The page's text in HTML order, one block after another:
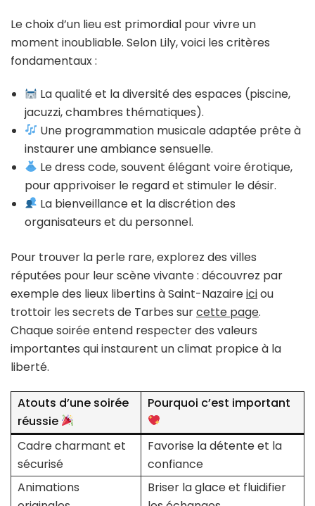
Le choix d’un lieu est primordial pour vivre un
moment inoubliable. Selon Lily, voici les critères
fondamentaux :
La qualité et la diversité des espaces (piscine,
jacuzzi, chambres thématiques).
Une programmation musicale adaptée prête à
instaurer une ambiance sensuelle.
Le dress code, souvent élégant voire érotique,
pour apprivoiser le regard et stimuler le désir.
La bienveillance et la discrétion des
organisateurs et du personnel.
Pour trouver la perle rare, explorez des villes
réputées pour leur scène vivante : découvrez par
exemple des lieux libertins à Saint-Nazaireiciou
trottoir les secrets de Tarbes surcette page.
Chaque soirée entend respecter des valeurs
importantes qui instaurent un climat propice à la
liberté.
Atouts d’une soirée
réussie
Pourquoi c’est important
Cadre charmant et
sécurisé
Favorise la détente et la
confiance
Animations
Briser la glace et fluidifier